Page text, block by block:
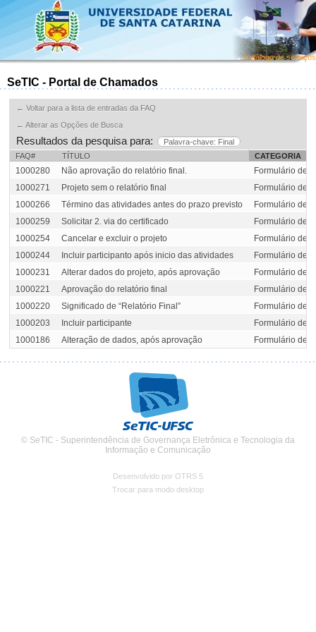
Catálogo de serviços
SeTIC - Portal de Chamados
← Voltar para a lista de entradas da FAQ
← Alterar as Opções de Busca
Resultados da pesquisa para:
Palavra-chave: Final
FAQ#
TÍTULO CATEGORIA
1000280 Não aprovação do relatório final.
Formulário de
1000271
Projeto sem o relatório final
Formulário de
1000266
Término das atividades antes do prazo previsto
Formulário de
1000259
Solicitar 2. via do certificado
Formulário de
1000254
Cancelar e excluir o projeto
Formulário de
1000244
Incluir participanto após inicio das atividades
Formulário de
1000231
Alterar dados do projeto, após aprovação
Formulário de
1000221
Aprovação do relatório final
Formulário de
1000220
Significado de “Relatório Final”
Formulário de
1000203
Incluir participante
Formulário de
1000186
Alteração de dados, após aprovação Formulário de
© SeTIC - Superintendência de Governança Eletrônica e Tecnologia da
Informação e Comunicação
Desenvolvido por OTRS 5
Trocar para modo desktop